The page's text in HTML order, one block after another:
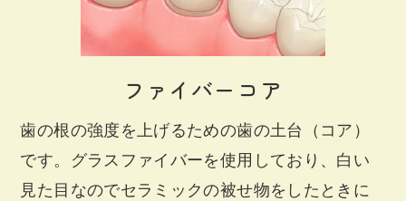
ファイバーコア
歯の根の強度を上げるための歯の土台（コア）
です。グラスファイバーを使用しており、白い
見た目なのでセラミックの被せ物をしたときに